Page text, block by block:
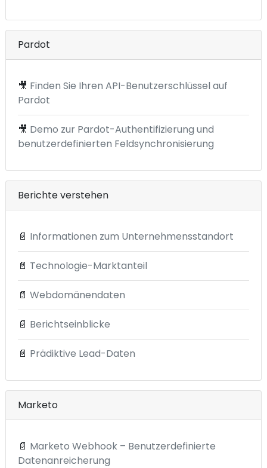
Pardot
🎥 Finden Sie Ihren API-Benutzerschlüssel auf
Pardot
🎥 Demo zur Pardot-Authentifizierung und
benutzerdefinierten Feldsynchronisierung
Berichte verstehen
📄 Informationen zum Unternehmensstandort
📄 Technologie-Marktanteil
📄 Webdomänendaten
📄 Berichtseinblicke
📄 Prädiktive Lead-Daten
Marketo
📄 Marketo Webhook – Benutzerdefinierte
Datenanreicherung